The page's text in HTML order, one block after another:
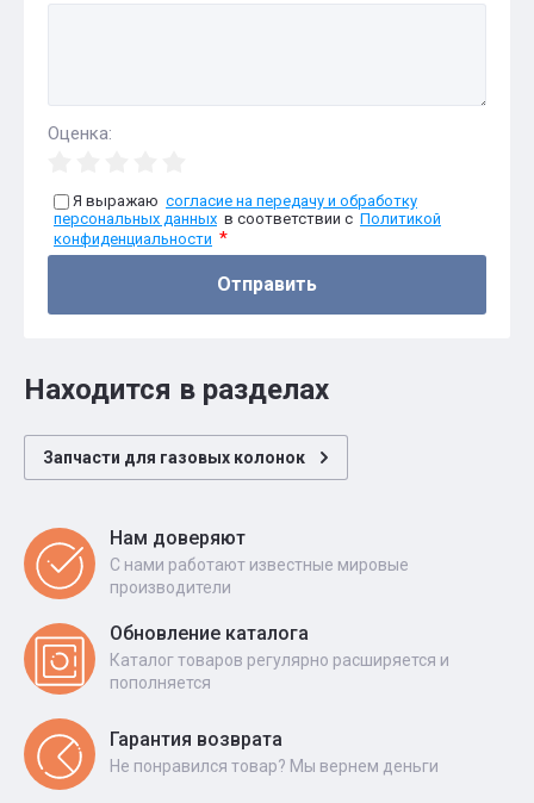
Оценка:
Я выражаю согласие на передачу и обработку
персональных данных в соответствии с Политикой
конфиденциальности *
Отправить
Находится в разделах
Запчасти для газовых колонок
Нам доверяют
С нами работают известные мировые
производители
Обновление каталога
Каталог товаров регулярно расширяется и
пополняется
Гарантия возврата
Не понравился товар? Мы вернем деньги